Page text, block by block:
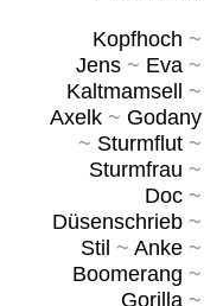
Kopfhoch ~
Jens~ Eva~
Kaltmamsell
~
Axelk~ Godany
~ Sturmflut~
Sturmfrau ~
Doc~
Düsenschrieb~
Stil ~ Anke~
Boomerang ~
Gorilla~